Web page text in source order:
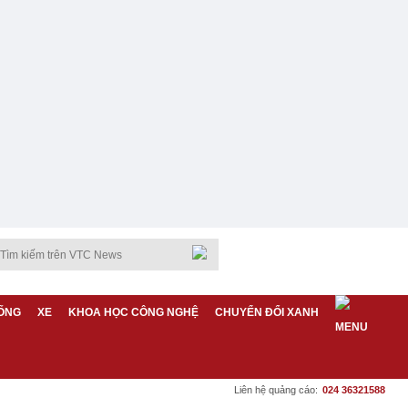
XE KHOA HỌC CÔNG NGHỆ CHUYỂN ĐỔI XANH
Liên hệ quảng cáo: 024 36321588